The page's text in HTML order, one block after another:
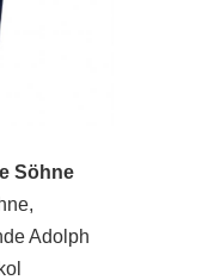
Söhne
Adolph